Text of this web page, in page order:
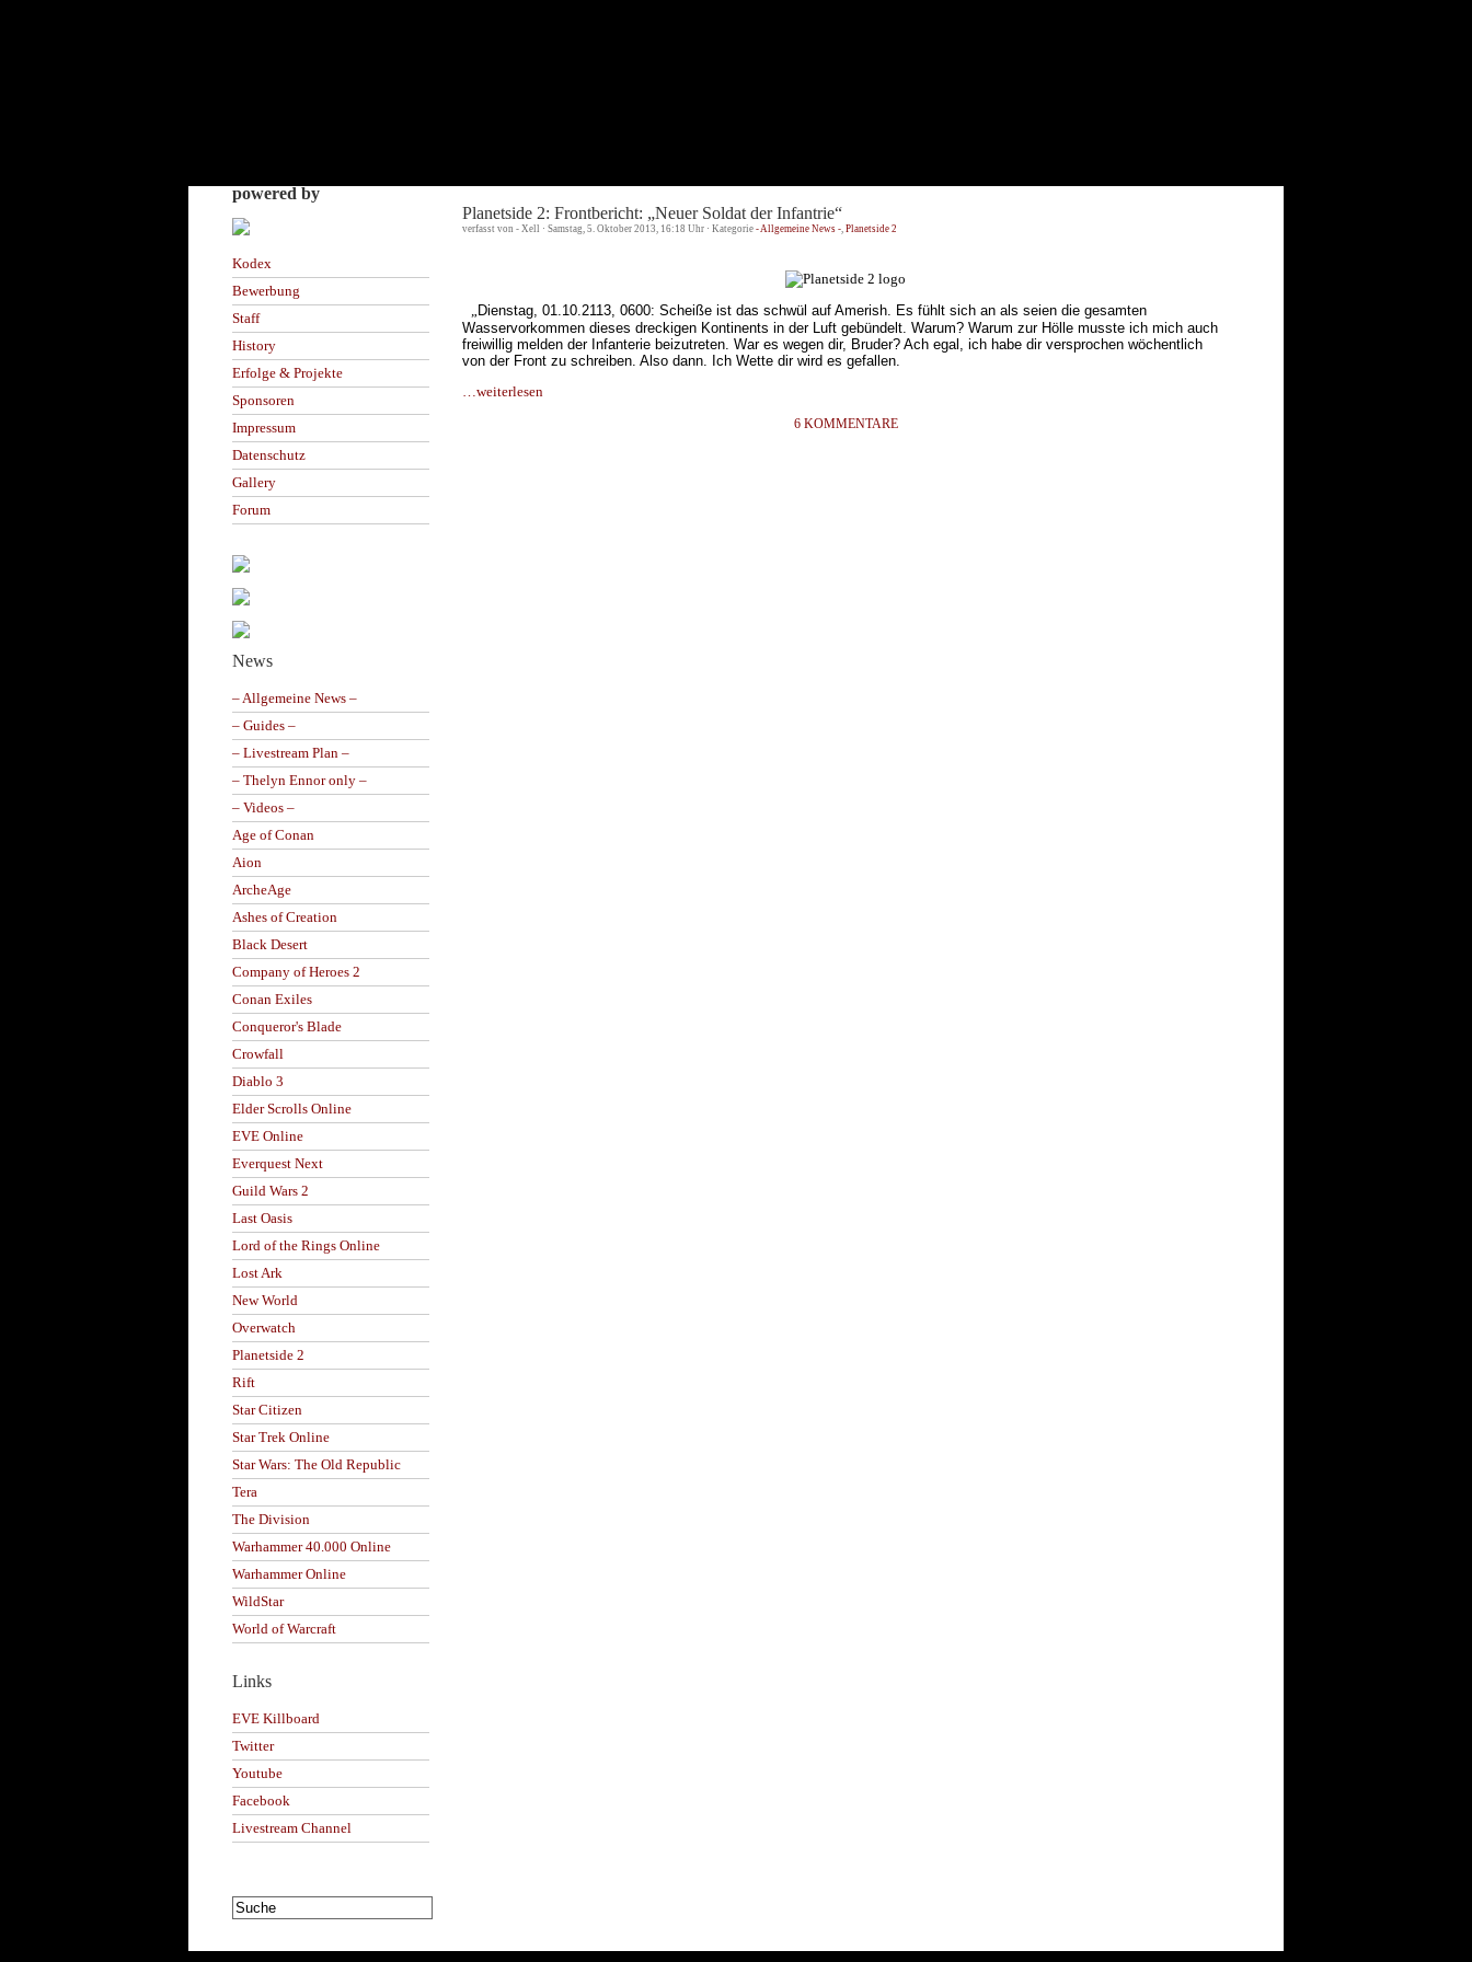
powered by
Kodex
Bewerbung
Staff
History
Erfolge & Projekte
Sponsoren
Impressum
Datenschutz
Gallery
Forum
News
– Allgemeine News –
– Guides –
– Livestream Plan –
– Thelyn Ennor only –
– Videos –
Age of Conan
Aion
ArcheAge
Ashes of Creation
Black Desert
Company of Heroes 2
Conan Exiles
Conqueror's Blade
Crowfall
Diablo 3
Elder Scrolls Online
EVE Online
Everquest Next
Guild Wars 2
Last Oasis
Lord of the Rings Online
Lost Ark
New World
Overwatch
Planetside 2
Rift
Star Citizen
Star Trek Online
Star Wars: The Old Republic
Tera
The Division
Warhammer 40.000 Online
Warhammer Online
WildStar
World of Warcraft
Links
EVE Killboard
Twitter
Youtube
Facebook
Livestream Channel
Planetside 2: Frontbericht: „Neuer Soldat der Infantrie“
verfasst von - Xell · Samstag, 5. Oktober 2013, 16:18 Uhr · Kategorie - Allgemeine News -, Planetside 2
Dienstag, 01.10.2113, 0600: Scheiße ist das schwül auf Amerish. Es fühlt sich an als seien die gesamten
Wasservorkommen dieses dreckigen Kontinents in der Luft gebündelt. Warum? Warum zur Hölle musste ich mich auch
freiwillig melden der Infanterie beizutreten. War es wegen dir, Bruder? Ach egal, ich habe dir versprochen wöchentlich
von der Front zu schreiben. Also dann. Ich Wette dir wird es gefallen.
…weiterlesen
6 KOMMENTARE